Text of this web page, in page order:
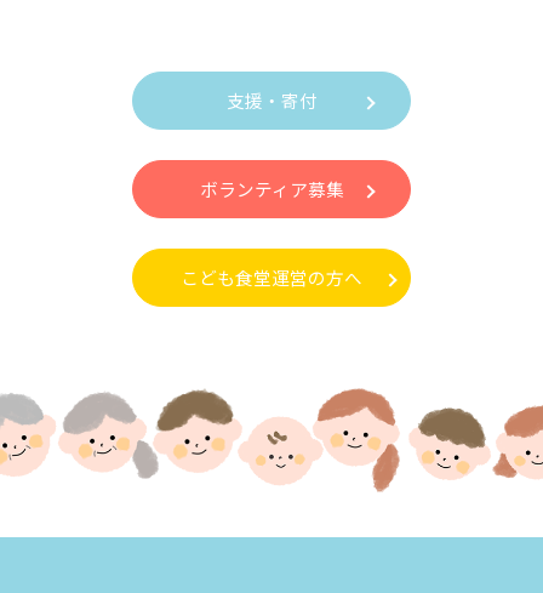
支援・寄付
ボランティア募集
こども食堂運営の方へ